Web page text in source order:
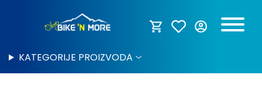
KATEGORIJE PROIZVODA